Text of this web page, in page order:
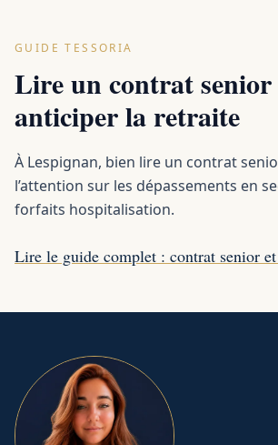
GUIDE TESSORIA
Lire un contrat senior
anticiper la retraite
À Lespignan, bien lire un contrat
l’attention sur les dépassements en
forfaits hospitalisation.
Lire le guide complet : contrat senior